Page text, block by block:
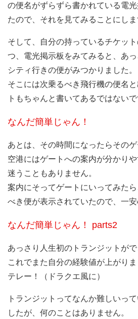
の便名がずらずら書かれている電
たので、それを見てみることにしま
そして、自分の持っているチケッ
つ、電光掲示板をみてみると、あ
シティ行きの便がみつかりました。
そこには次乗るべき飛行機の便名
トもちゃんと書いてあるではないで
なんだ簡単じゃん！
あとは、その時間になったらそのゲ
空港にはゲートへの案内が分かり
迷うこともありません。
案内にそってゲートにいってみた
べき便が表示されていたので、一安
なんだ簡単じゃん！ parts2
あっさり人生初のトランジットがで
これでまた自分の経験値が上がり
テレー！（ドラクエ風に）
トランジットってなんか難しいっ
したが、何のことはありません。